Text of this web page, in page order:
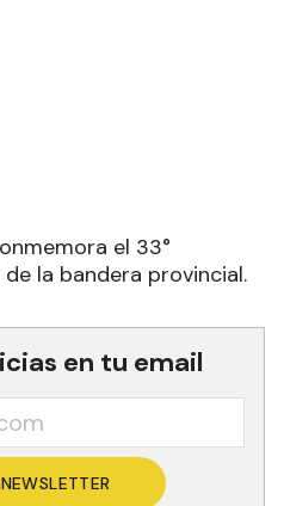
el 33°
la bandera provincial.
en tu email